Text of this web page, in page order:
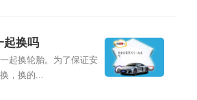
起换吗
起换轮胎。为了保证安
，换的...